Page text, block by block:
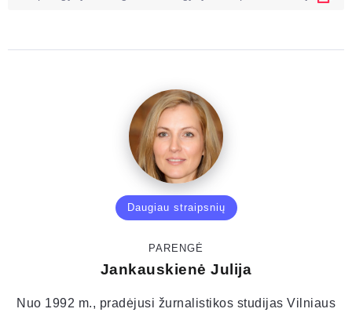
Daugiau straipsnių
PARENGĖ
Jankauskienė Julija
Nuo 1992 m., pradėjusi žurnalistikos studijas Vilniaus